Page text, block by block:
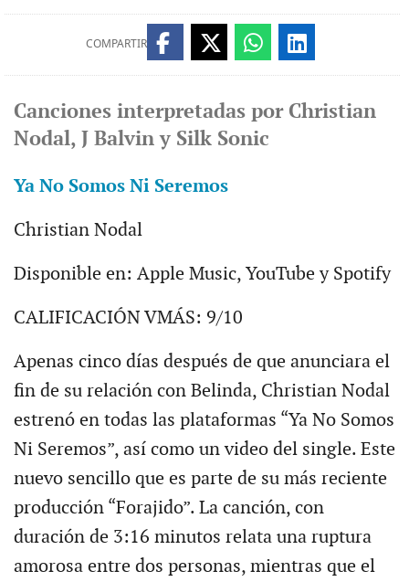
COMPARTIR
Canciones interpretadas por Christian
Nodal, J Balvin y Silk Sonic
Ya No Somos Ni Seremos
Christian Nodal
Disponible en: Apple Music, YouTube y Spotify
CALIFICACIÓN VMÁS: 9/10
Apenas cinco días después de que anunciara el
fin de su relación con Belinda, Christian Nodal
estrenó en todas las plataformas “Ya No Somos
Ni Seremos”, así como un video del single. Este
nuevo sencillo que es parte de su más reciente
producción “Forajido”. La canción, con
duración de 3:16 minutos relata una ruptura
amorosa entre dos personas, mientras que el